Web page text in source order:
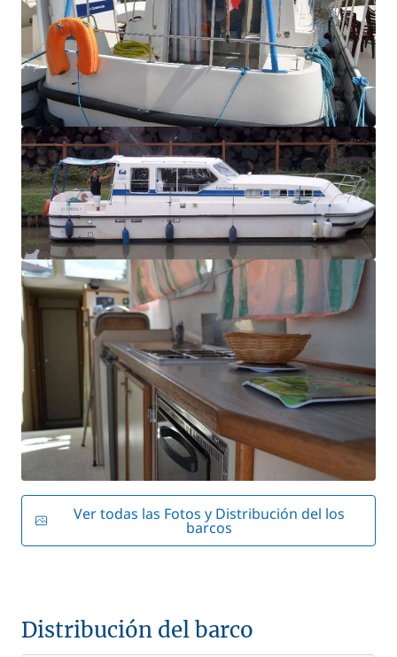
Ver todas las Fotos y Distribución del los
barcos
Distribución del barco